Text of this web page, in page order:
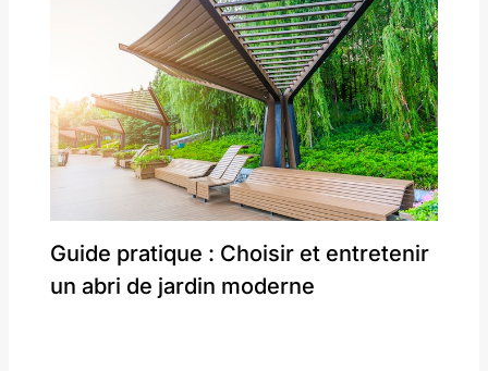
Guide pratique : Choisir et entretenir
un abri de jardin moderne